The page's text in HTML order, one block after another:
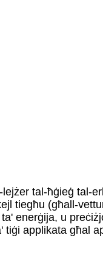
tal-ħġieġ tal-
tiegħu (għall-
enerġija, u
applikata għal